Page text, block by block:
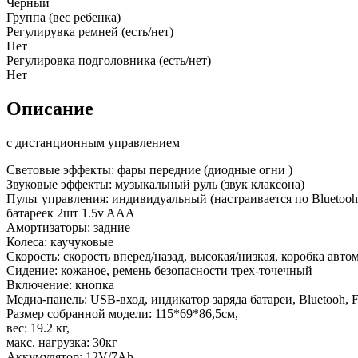
Черный
Группа (вес ребенка)
Регулирувка ремней (есть/нет)
Нет
Регулировка подголовника (есть/нет)
Нет
Описание
с дистанционным управлением
Световые эффекты: фары передние (диодные огни )
Звуковые эффекты: музыкальный руль (звук клаксона)
Пульт управления: индивидуальный (настраивается по
батареек 2шт 1.5v AAA
Амортизаторы: задние
Колеса: каучуковые
Скорость: скорость вперед/назад, высокая/низкая, коробка
Сидение: кожаное, ремень безопасности трех-точечный
Включение: кнопка
Медиа-панель: USB-вход, индикатор заряда батареи, Bluetooh,
Размер собранной модели: 115*69*86,5см,
вес: 19.2 кг,
макс. нагрузка: 30кг